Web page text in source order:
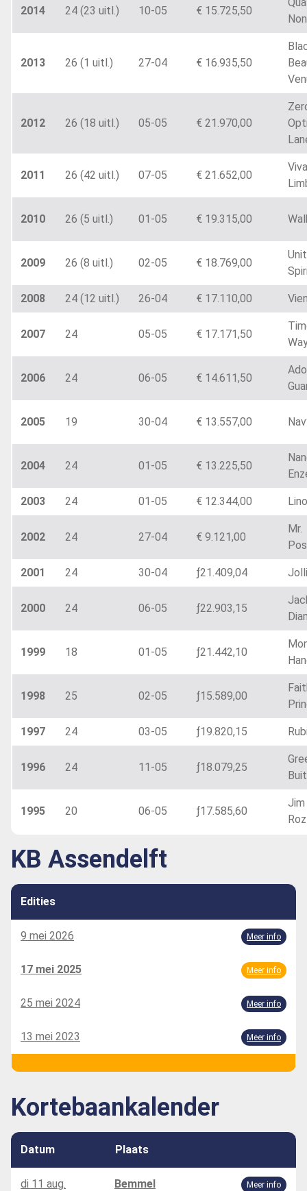
2014 24 (23 uitl.) 10-05 € 15.725,50
2013 26 (1 uitl.) 27-04 € 16.935,50
2012 26 (18 uitl.) 05-05 € 21.970,00
2011 26 (42 uitl.) 07-05 € 21.652,00
2010 26 (5 uitl.) 01-05 € 19.315,00
2009 26 (8 uitl.) 02-05 € 18.769,00
2008 24 (12 uitl.) 26-04 € 17.110,00
2007 24 05-05 € 17.171,50
2006 24 06-05 € 14.611,50
2005 19 30-04 € 13.557,00
2004 24 01-05 € 13.225,50
2003 24 01-05 € 12.344,00
2002 24 27-04 € 9.121,00
Mr.
2001 24 30-04 ƒ21.409,04
2000 24 06-05 ƒ22.903,15
1999 18 01-05 ƒ21.442,10
1998 25 02-05 ƒ15.589,00
1997 24 03-05 ƒ19.820,15
1996 24 11-05 ƒ18.079,25
1995 20 06-05 ƒ17.585,60
KB Assendelft
Edities
9 mei 2026 Meer info
17 mei 2025 Meer info
25 mei 2024 Meer info
13 mei 2023 Meer info
Kortebaankalender
Datum Plaats
di 11 aug. Bemmel Meer info